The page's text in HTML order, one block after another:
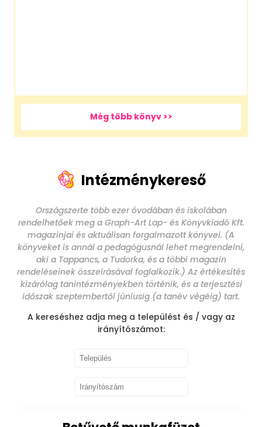
Még több könyv >>
Intézménykereső
Országszerte több ezer óvodában és iskolában
rendelhetőek meg a Graph-Art Lap- és Könyvkiadó Kft.
magazinjai és aktuálisan forgalmazott könyvei. (A
könyveket is annál a pedagógusnál lehet megrendelni,
aki a Tappancs, a Tudorka, és a többi magazin
rendeléseinek összeírásával foglalkozik.) Az értékesítés
kizárólag tanintézményekben történik, és a terjesztési
időszak szeptembertől júniusig (a tanév végéig) tart.
A kereséshez adja meg a települést és / vagy az
irányítószámot: